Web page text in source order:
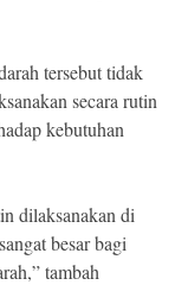
tersebut tidak
secara rutin
kebutuhan
dilaksanakan di
besar bagi
tambah